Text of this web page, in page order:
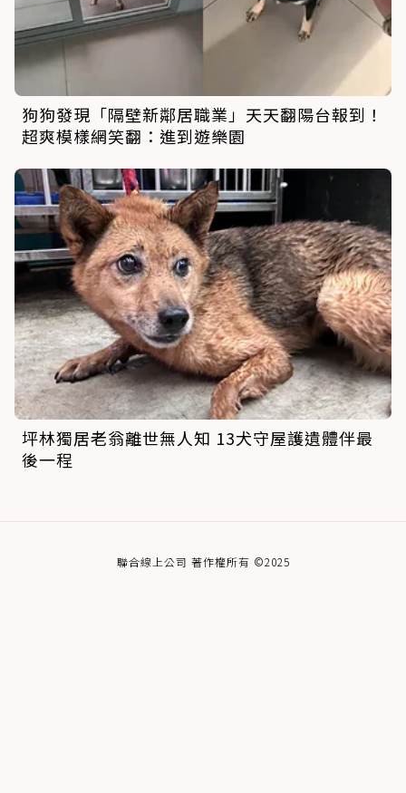
狗狗發現「隔壁新鄰居職業」天天翻陽台報到！
超爽模樣網笑翻：進到遊樂園
坪林獨居老翁離世無人知 13犬守屋護遺體伴最
後一程
聯合線上公司 著作權所有 ©2025